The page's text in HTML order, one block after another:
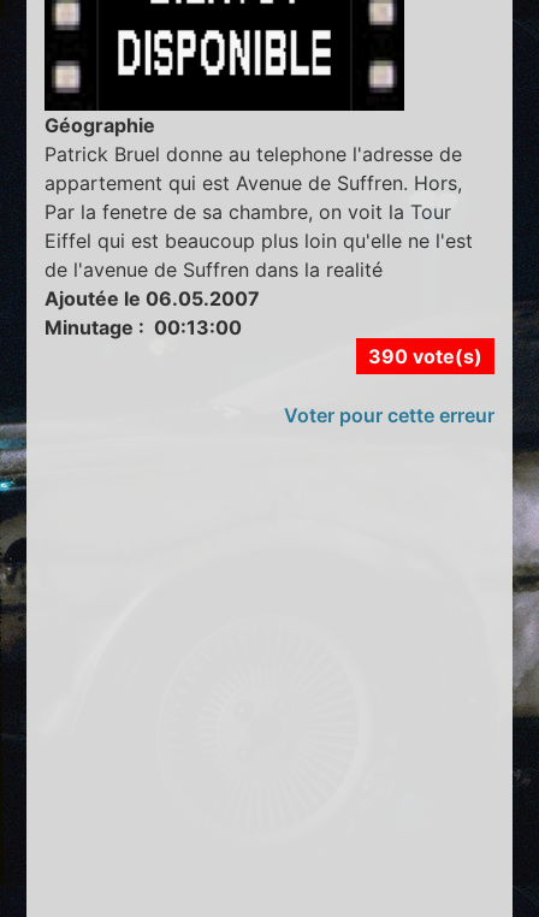
Géographie
Patrick Bruel donne au telephone l'adresse de
appartement qui est Avenue de Suffren. Hors,
Par la fenetre de sa chambre, on voit la Tour
Eiffel qui est beaucoup plus loin qu'elle ne l'est
de l'avenue de Suffren dans la realité
Ajoutée le 06.05.2007
Minutage : 00:13:00
390 vote(s)
Voter pour cette erreur